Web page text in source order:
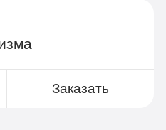
Заказать